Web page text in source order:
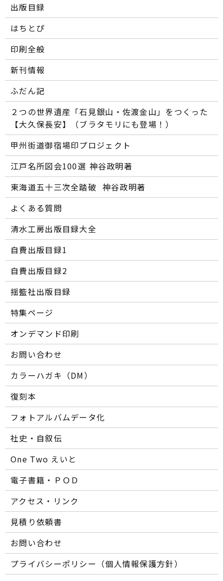
出版目録
はちとぴ
印刷全般
新刊情報
ふだん記
２つの世界遺産「石見銀山・佐渡金山」をつくった
【大久保長安】（ブラタモリにも登場！）
甲州街道御宿場印プロジェクト
江戸名所図会100選―― 神谷政明著
東海道五十三次全踏破 ―― 神谷政明著
よくある質問
清水工房出版目録大全
自費出版目録1
自費出版目録2
揺籃社出版目録
特集ページ
オンデマンド印刷
お問い合わせ
カラーハガキ（DM）
復刻本
フォトアルバムデータ化
社史・自叙伝
One Two えいと
電子書籍・ＰＯＤ
アクセス・リンク
見積り依頼書
お問い合わせ
プライバシーポリシー（個人情報保護方針）